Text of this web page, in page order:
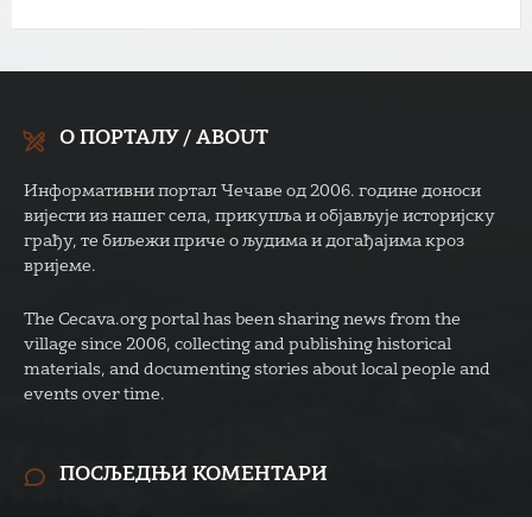
О ПОРТАЛУ / ABOUT
Информативни портал Чечаве од 2006. године доноси
вијести из нашег села, прикупља и објављује историјску
грађу, те биљежи приче о људима и догађајима кроз
вријеме.
The Cecava.org portal has been sharing news from the
village since 2006, collecting and publishing historical
materials, and documenting stories about local people and
events over time.
ПОСЉЕДЊИ КОМЕНТАРИ